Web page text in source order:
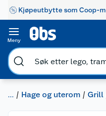
Kjøpeutbytte som Coop-
Meny
... Hage og uterom Grill